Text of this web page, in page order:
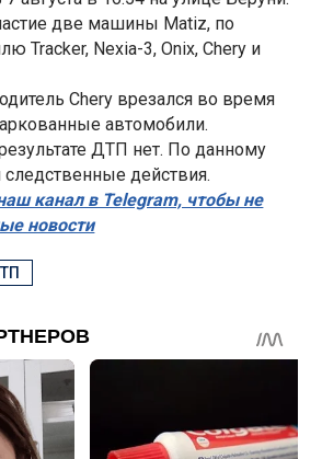
две машины Matiz, по
Tracker, Nexia-3, Onix, Chery и
Chery врезался во время
автомобили.
ДТП нет. По данному
следственные действия.
канал в Telegram, чтобы не
новости